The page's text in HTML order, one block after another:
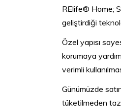
RElife® Home;
geliştirdiği
Özel yapısı
korumaya
verimli
Günümüzde
tüketilmeden